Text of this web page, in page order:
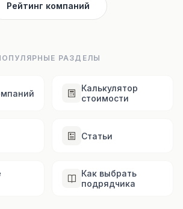
Рейтинг компаний
РАЗДЕЛЫ
Калькулятор
стоимости
Статьи
Как выбрать
подрядчика